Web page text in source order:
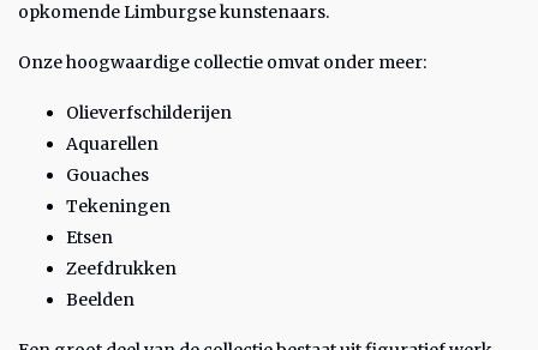
opkomende Limburgse kunstenaars.
Onze hoogwaardige collectie omvat onder meer:
Olieverfschilderijen
Aquarellen
Gouaches
Tekeningen
Etsen
Zeefdrukken
Beelden